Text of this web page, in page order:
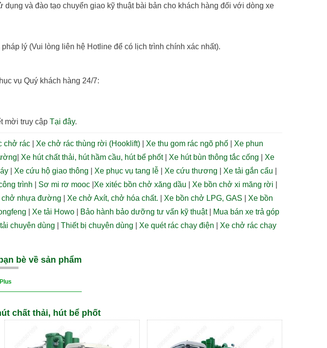
và đào tạo chuyển giao kỹ thuật bài bản cho khách hàng đối với dòng xe
lý (Vui lòng liên hệ Hotline để có lịch trình chính xác nhất).
vụ Quý khách hàng 24/7:
mời truy cậpTại đây.
chở rác Xe chở rác thùng rời (Hooklift) Xe thu gom rác ngõ phố
Xe phun
Xe hút chất thải, hút hầm cầu, hút bể phốt| Xe hút bùn thông tắc cống
Xe
Xe cứu hộ giao thông Xe phục vụ tang lễ Xe cứu thương Xe tải gắn cẩu
trình Sơ mi rơ mooc Xe xitéc bồn chở xăng dầu Xe bồn chở xi măng rời
nhựa đường Xe chở Axít, chở hóa chất. Xe bồn chở LPG, GAS
Xe bồn
Xe tải Howo Bảo hành bảo dưỡng tư vấn kỹ thuật|
Mua bán xe trả góp
chuyên dùng |Thiết bị chuyên dùng Xe quét rác chạy điện
Xe chở rác chạy
bè về sản phẩm
chất thải, hút bể phốt